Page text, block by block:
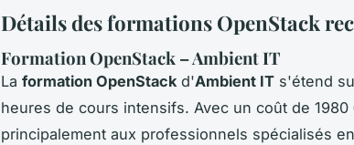
Détails des formations OpenStack
Formation OpenStack – Ambient IT
La formation OpenStack d'Ambient IT s'étend
heures de cours intensifs. Avec un coût de
principalement aux professionnels spécialisés